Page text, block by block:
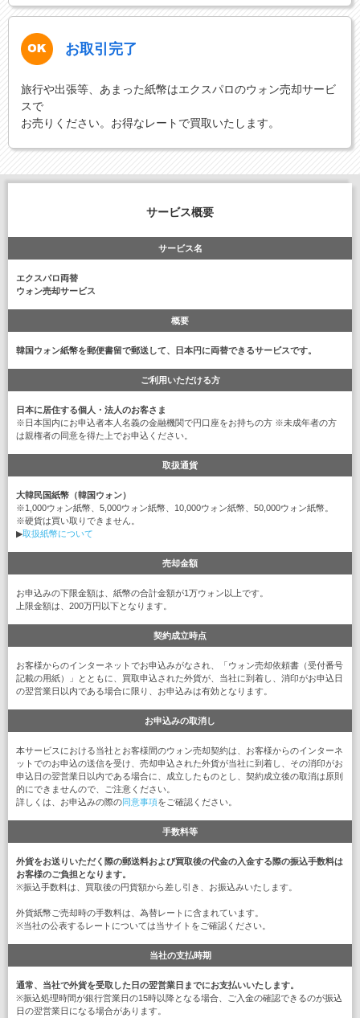
お取引完了
旅行や出張等、あまった紙幣はエクスパロのウォン売却サービ
スで
お売りください。お得なレートで買取いたします。
サービス概要
サービス名
エクスパロ両替
ウォン売却サービス
概要
韓国ウォン紙幣を郵便書留で郵送して、日本円に両替できるサービスです。
ご利用いただける方
日本に居住する個人・法人のお客さま
※日本国内にお申込者本人名義の金融機関で円口座をお持ちの方 ※未成年者の方
は親権者の同意を得た上でお申込ください。
取扱通貨
大韓民国紙幣（韓国ウォン）
※1,000ウォン紙幣、5,000ウォン紙幣、10,000ウォン紙幣、50,000ウォン紙幣。
※硬貨は買い取りできません。
▶取扱紙幣について
売却金額
お申込みの下限金額は、紙幣の合計金額が1万ウォン以上です。
上限金額は、200万円以下となります。
契約成立時点
お客様からのインターネットでお申込みがなされ、「ウォン売却依頼書（受付番号
記載の用紙）」とともに、買取申込された外貨が、当社に到着し、消印がお申込日
の翌営業日以内である場合に限り、お申込みは有効となります。
お申込みの取消し
本サービスにおける当社とお客様間のウォン売却契約は、お客様からのインターネ
ットでのお申込の送信を受け、売却申込された外貨が当社に到着し、その消印がお
申込日の翌営業日以内である場合に、成立したものとし、契約成立後の取消は原則
的にできませんので、ご注意ください。
詳しくは、お申込みの際の同意事項をご確認ください。
手数料等
外貨をお送りいただく際の郵送料および買取後の代金の入金する際の振込手数料は
お客様のご負担となります。
※振込手数料は、買取後の円貨額から差し引き、お振込みいたします。
外貨紙幣ご売却時の手数料は、為替レートに含まれています。
※当社の公表するレートについては当サイトをご確認ください。
当社の支払時期
通常、当社で外貨を受取した日の翌営業日までにお支払いいたします。
※振込処理時間が銀行営業日の15時以降となる場合、ご入金の確認できるのが振込
日の翌営業日になる場合があります。